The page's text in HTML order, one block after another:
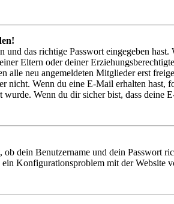
das richtige Passwort eingegeben
Eltern oder deiner
alle neu angemeldeten Mitglieder erst
Wenn du eine E-Mail erhalten hast,
Wenn du dir sicher bist, dass deine
dein Benutzername und dein Passwort
Konfigurationsproblem mit der Website